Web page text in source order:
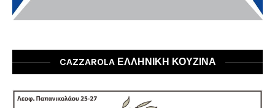
CAZZAROLA ΕΛΛΗΝΙΚΗ ΚΟΥΖΙΝΑ